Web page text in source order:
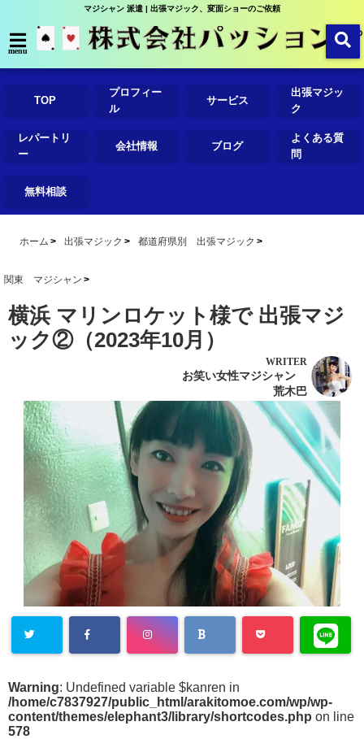
マジシャン 派遣 | 出張マジック、変面ショーのご依頼
menu
TOP
プロフィー
ル
サービス
出張マジッ
ク
レパートリ
ー
会社情報 ブログ
よくある質
問
無料相談
ホーム 出張マジック 都道府県別 出張マジック
関東 マジシャン
横浜 マリンロケット様で 出張マジ
ック②（2023年10月）
WRITER
お笑い女性マジシャン
荒木巴
Warning: Undefined variable $kanren in
/home/c7837927/public_html/arakitomoe.com/wp/wp-
content/themes/elephant3/library/shortcodes.php on line
578